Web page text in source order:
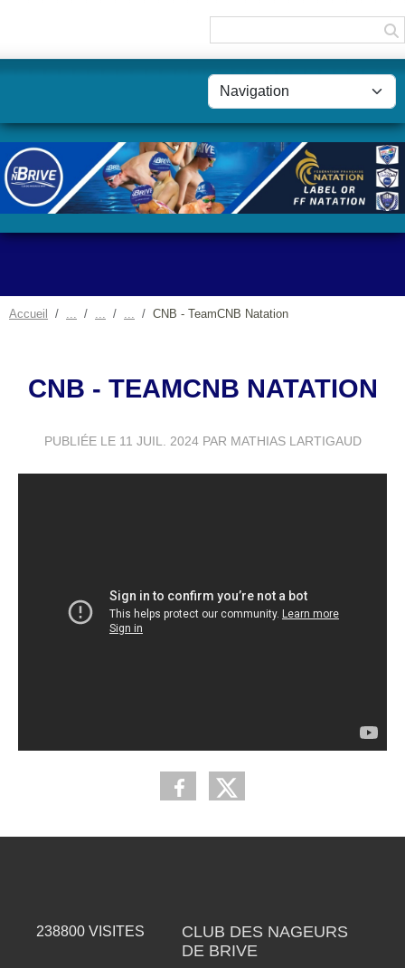
Accueil CNB - TeamCNB Natation
CNB - TEAMCNB NATATION
PUBLIÉE LE 11 JUIL. 2024PAR MATHIAS LARTIGAUD
238800 VISITES
CLUB DES NAGEURS
DE BRIVE